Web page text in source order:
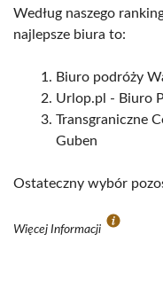
Według naszego
najlepsze biura to:
Biuro podróży
Urlop.pl - Biuro
Transgraniczne
Guben
Ostateczny wybór
Więcej Informacji